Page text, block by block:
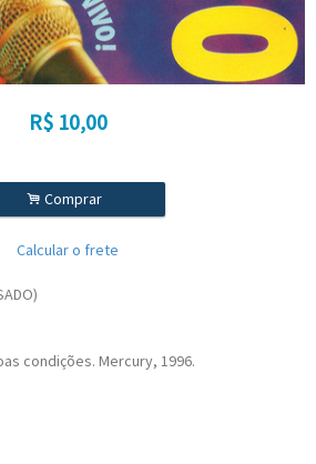
R$ 10,00
. Comprar
Calcular o frete
condições. Mercury, 1996.